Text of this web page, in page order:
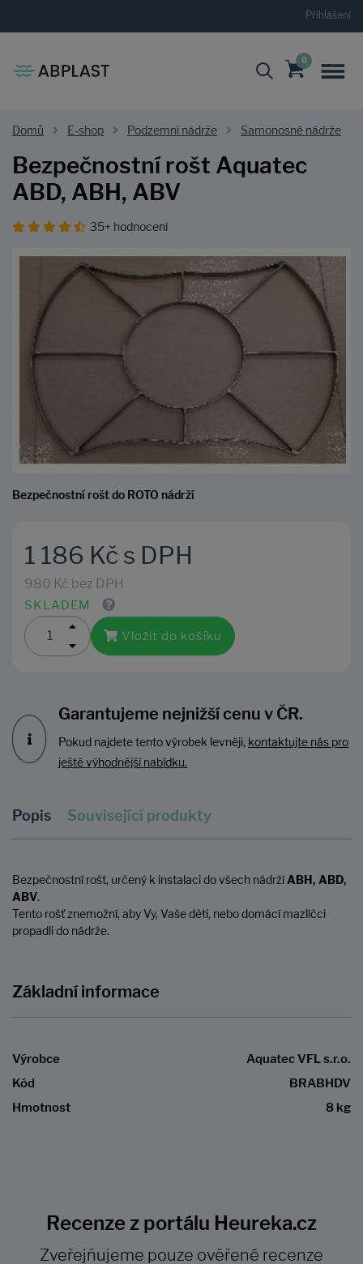
Přihlášení
0
Domů E-shop Podzemní nádrže Samonosné nádrže
Bezpečnostní rošt Aquatec
ABD, ABH, ABV
35+ hodnocení
Bezpečnostní rošt do ROTO nádrží
1 186 Kč s DPH
980 Kč bez DPH
SKLADEM
Vložit do košíku
Garantujeme nejnižší cenu v ČR.
Pokud najdete tento výrobek levněji, kontaktujte nás pro
ještě výhodnější nabídku.
Popis Související produkty
Bezpečnostní rošt, určený k instalaci do všech nádržíABH, ABD,
ABV.
Tento rošť znemožní, aby Vy, Vaše děti, nebo domácí mazlíčci
propadli do nádrže.
Základní informace
Výrobce
Aquatec VFL s.r.o.
Kód
BRABHDV
Hmotnost
8 kg
Recenze z portálu Heureka.cz
Zveřejňujeme pouze ověřené recenze